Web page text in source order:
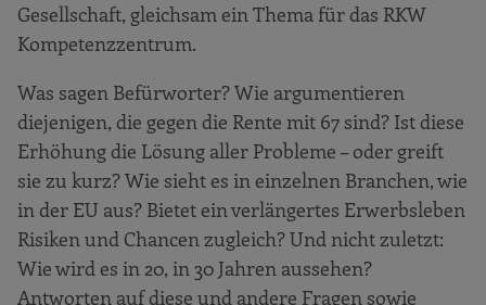
Gesellschaft, gleichsam ein Thema für das RKW
Kompetenzzentrum.
Was sagen Befürworter? Wie argumentieren
diejenigen, die gegen die Rente mit 67 sind? Ist diese
Erhöhung die Lösung aller Probleme – oder greift
sie zu kurz? Wie sieht es in einzelnen Branchen, wie
in der EU aus? Bietet ein verlängertes Erwerbsleben
Risiken und Chancen zugleich? Und nicht zuletzt:
Wie wird es in 20, in 30 Jahren aussehen?
Antworten auf diese und andere Fragen sowie